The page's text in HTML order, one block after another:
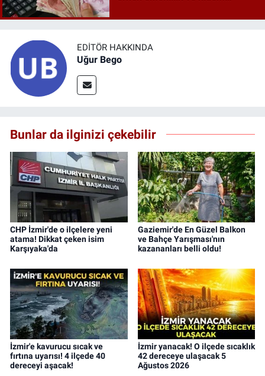
EDITÖR HAKKINDA
Uğur Bego
Bunlar da ilginizi çekebilir
CHP İzmir'de o ilçelere yeni
atama! Dikkat çeken isim
Karşıyaka'da
Gaziemir'de En Güzel Balkon
ve Bahçe Yarışması'nın
kazananları belli oldu!
İzmir'e kavurucu sıcak ve
fırtına uyarısı! 4 ilçede 40
dereceyi aşacak!
İzmir yanacak! O ilçede sıcaklık
42 dereceye ulaşacak 5
Ağustos 2026